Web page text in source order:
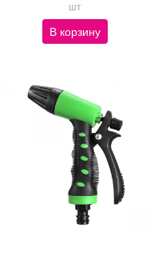
шт
В корзину